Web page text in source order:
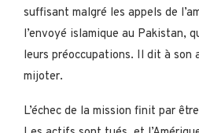
suffisant malgré les appels de
l’envoyé islamique au Pakistan,
leurs préoccupations. Il dit à son
mijoter.
L’échec de la mission finit par